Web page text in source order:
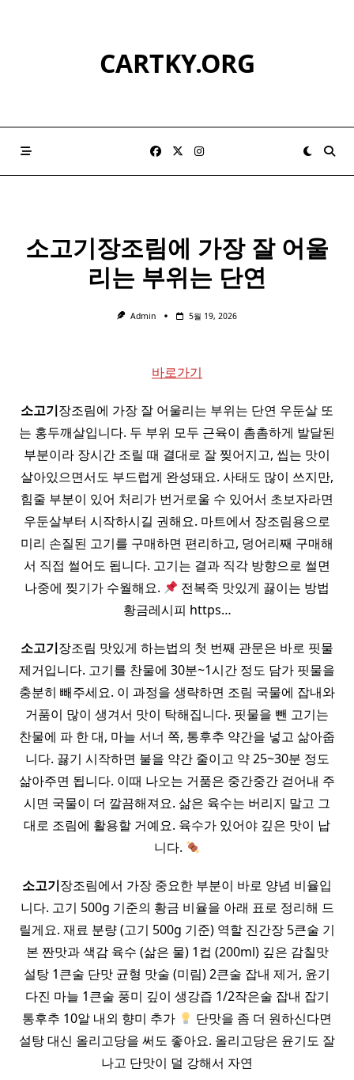
CARTKY.ORG
소고기장조림에 가장 잘 어울
리는 부위는 단연
Admin 5월 19, 2026
바로가기
소고기장조림에 가장 잘 어울리는 부위는 단연 우둔살 또
는 홍두깨살입니다. 두 부위 모두 근육이 촘촘하게 발달된
부분이라 장시간 조릴 때 결대로 잘 찢어지고, 씹는 맛이
살아있으면서도 부드럽게 완성돼요. 사태도 많이 쓰지만,
힘줄 부분이 있어 처리가 번거로울 수 있어서 초보자라면
우둔살부터 시작하시길 권해요. 마트에서 장조림용으로
미리 손질된 고기를 구매하면 편리하고, 덩어리째 구매해
서 직접 썰어도 됩니다. 고기는 결과 직각 방향으로 썰면
나중에 찢기가 수월해요.
전복죽 맛있게 끓이는 방법
황금레시피 https…
소고기장조림 맛있게 하는법의 첫 번째 관문은 바로 핏물
제거입니다. 고기를 찬물에 30분~1시간 정도 담가 핏물을
충분히 빼주세요. 이 과정을 생략하면 조림 국물에 잡내와
거품이 많이 생겨서 맛이 탁해집니다. 핏물을 뺀 고기는
찬물에 파 한 대, 마늘 서너 쪽, 통후추 약간을 넣고 삶아줍
니다. 끓기 시작하면 불을 약간 줄이고 약 25~30분 정도
삶아주면 됩니다. 이때 나오는 거품은 중간중간 걷어내 주
시면 국물이 더 깔끔해져요. 삶은 육수는 버리지 말고 그
대로 조림에 활용할 거예요. 육수가 있어야 깊은 맛이 납
니다.
소고기장조림에서 가장 중요한 부분이 바로 양념 비율입
니다. 고기 500g 기준의 황금 비율을 아래 표로 정리해 드
릴게요. 재료 분량 (고기 500g 기준) 역할 진간장 5큰술 기
본 짠맛과 색감 육수 (삶은 물) 1컵 (200ml) 깊은 감칠맛
설탕 1큰술 단맛 균형 맛술 (미림) 2큰술 잡내 제거, 윤기
다진 마늘 1큰술 풍미 깊이 생강즙 1/2작은술 잡내 잡기
통후추 10알 내외 향미 추가
단맛을 좀 더 원하신다면
설탕 대신 올리고당을 써도 좋아요. 올리고당은 윤기도 잘
나고 단맛이 덜 강해서 자연